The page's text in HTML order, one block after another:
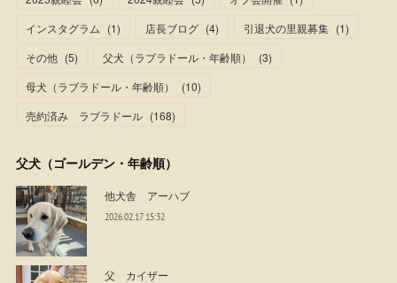
インスタグラム (1) 店長ブログ (4) 引退犬の里親募集 (1)
その他 (5) 父犬（ラブラドール・年齢順） (3)
母犬（ラブラドール・年齢順）
(10)
売約済み ラブラドール (168)
父犬（ゴールデン・年齢順）
他犬舎 アーハブ
2026.02.17 15:32
父 カイザー